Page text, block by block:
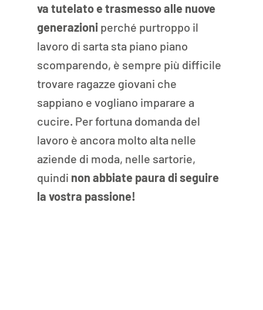
va tutelato e trasmesso alle nuove
generazioni perché purtroppo il
lavoro di sarta sta piano piano
scomparendo, è sempre più difficile
trovare ragazze giovani che
sappiano e vogliano imparare a
cucire. Per fortuna domanda del
lavoro è ancora molto alta nelle
aziende di moda, nelle sartorie,
quindi non abbiate paura di seguire
la vostra passione!